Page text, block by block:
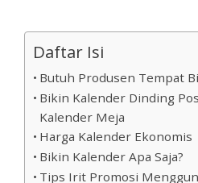
Daftar Isi
Butuh Produsen Tempat
Bikin Kalender Dinding
Kalender Meja
Harga Kalender Ekonomis
Bikin Kalender Apa Saja?
Tips Irit Promosi